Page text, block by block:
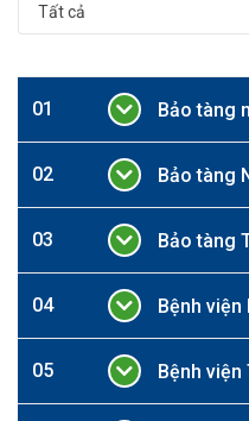
Tất cả
01 Bảo tàng
02 Bảo tàng
03 Bảo tàng
04 Bệnh viện
05 Bệnh